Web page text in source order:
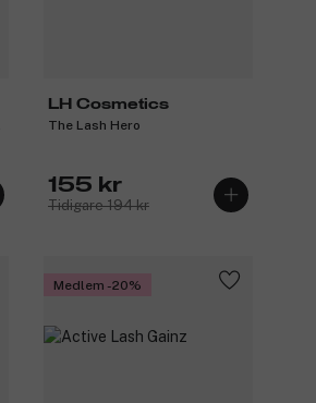
LH Cosmetics
The Lash Hero
155 kr
Tidigare 194 kr
Medlem -20%